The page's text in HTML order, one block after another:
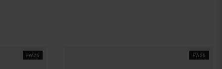
FW25 FW25